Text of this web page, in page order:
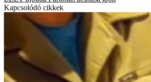
Kapcsolódó cikkek